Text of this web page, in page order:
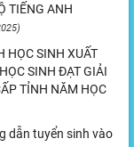
TIẾNG ANH
HỌC SINH XUẤT
SINH ĐẠT GIẢI
TỈNH NĂM HỌC
dẫn tuyển sinh vào